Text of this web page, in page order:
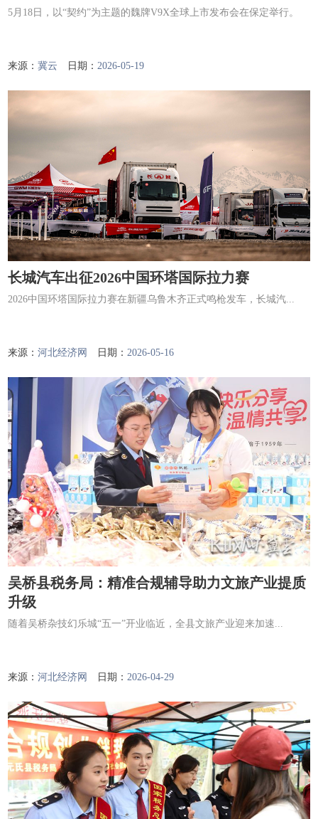
5月18日，以“契约”为主题的魏牌V9X全球上市发布会在保定举行。
来源：冀云 日期：2026-05-19
长城汽车出征2026中国环塔国际拉力赛
2026中国环塔国际拉力赛在新疆乌鲁木齐正式鸣枪发车，长城汽...
来源：河北经济网 日期： 2026-05-16
吴桥县税务局：精准合规辅导助力文旅产业提质
升级
随着吴桥杂技幻乐城“五一”开业临近，全县文旅产业迎来加速...
来源：河北经济网 日期： 2026-04-29